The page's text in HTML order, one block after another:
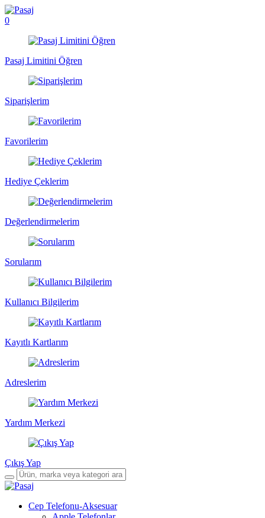
0
Pasaj Limitini Öğren
Siparişlerim
Favorilerim
Hediye Çeklerim
Değerlendirmelerim
Sorularım
Kullanıcı Bilgilerim
Kayıtlı Kartlarım
Adreslerim
Yardım Merkezi
Çıkış Yap
Cep Telefonu-Aksesuar